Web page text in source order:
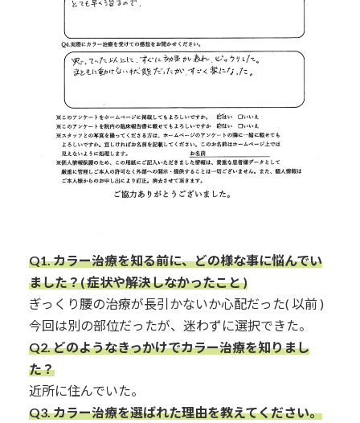
Q1.カラー治療を知る前に、どの様な事に悩んでい
ました？( 症状や解決しなかったこと )
ぎっくり腰の治療が長引かないか心配だった( 以前 )
今回は別の部位だったが、迷わずに選択できた。
Q2. どのようなきっかけでカラー治療を知りまし
た？
近所に住んでいた。
Q3.カラー治療を選ばれた理由を教えてください。